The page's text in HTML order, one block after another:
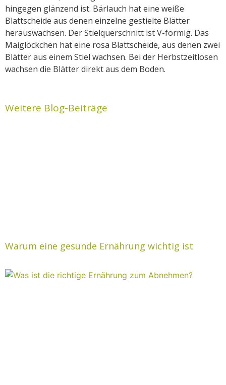
hingegen glänzend ist. Bärlauch hat eine weiße
Blattscheide aus denen einzelne gestielte Blätter
herauswachsen. Der Stielquerschnitt ist V-förmig. Das
Maiglöckchen hat eine rosa Blattscheide, aus denen zwei
Blätter aus einem Stiel wachsen. Bei der Herbstzeitlosen
wachsen die Blätter direkt aus dem Boden.
Weitere Blog-Beiträge
Warum eine gesunde Ernährung wichtig ist